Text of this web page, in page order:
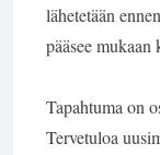
lähetetään
pääsee mukaan
Tapahtuma on
Tervetuloa